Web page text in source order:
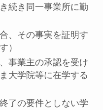
続き同一事業所に勤
、その事実を証明す
）
事業主の承認を受け
大学院等に在学する
了の要件としない学